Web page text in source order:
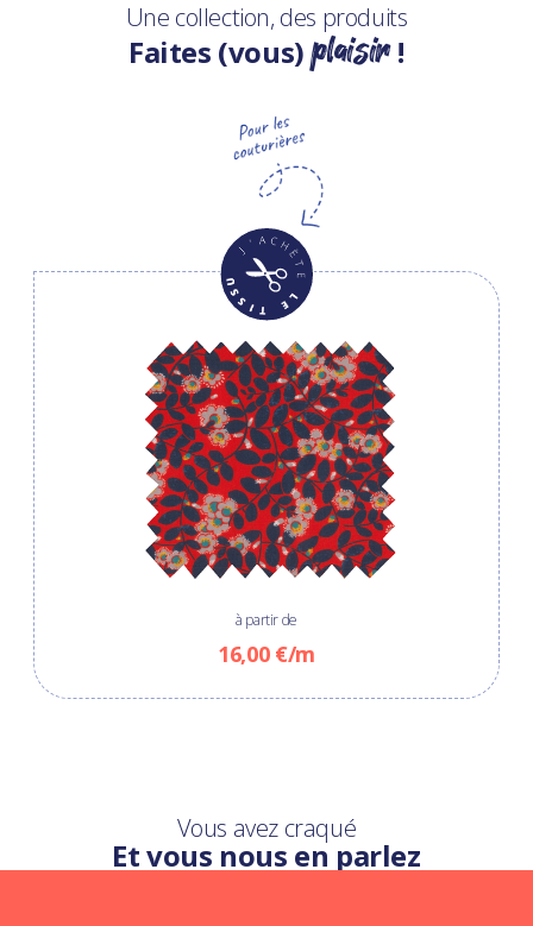
Une collection, des produits
Faites (vous)plaisir!
à partir de
16,00 €/m
Vous avez craqué
Et vous nous en parlez